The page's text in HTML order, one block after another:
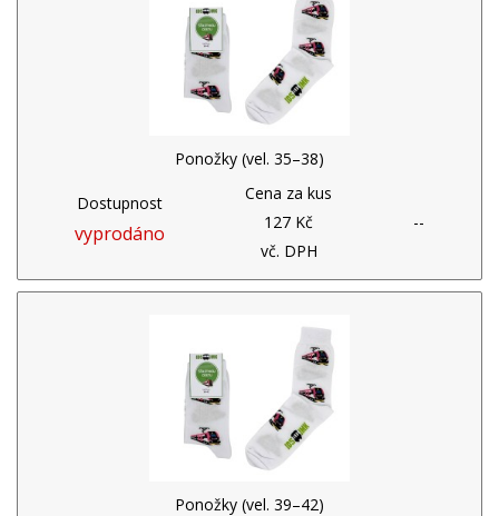
Ponožky (vel. 35–38)
Dostupnost
vyprodáno
Cena za kus
127 Kč
vč. DPH
--
Ponožky (vel. 39–42)